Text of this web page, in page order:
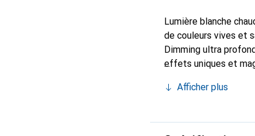
Lumière blanche
de couleurs vives et
Dimming ultra
effets uniques et
changements de
lumineux
Afficher plus